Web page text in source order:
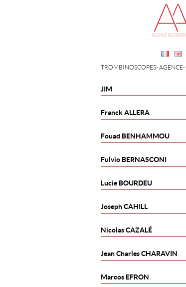
JIM
FranckALLERA
Fouad BENHAMMOU
Fulvio BERNASCONI
Lucie BOURDEU
JosephCAHILL
NicolasCAZALÉ
Jean CharlesCHARAVIN
Marcos EFRON
TROMBINOSCOPES AGENCE